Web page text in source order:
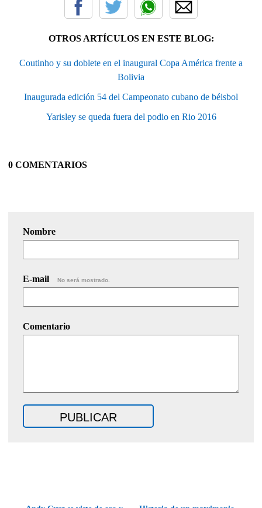
OTROS ARTÍCULOS EN ESTE BLOG:
Coutinho y su doblete en el inaugural Copa América frente a
Bolivia
Inaugurada edición 54 del Campeonato cubano de béisbol
Yarisley se queda fuera del podio en Rio 2016
0 COMENTARIOS
Nombre
E-mail No será mostrado.
Comentario